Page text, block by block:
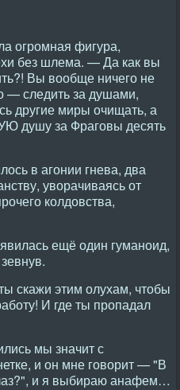
огромная фигура,
без шлема. — Да как вы
Вы вообще ничего не
— следить за душами,
другие миры очищать, а
душу за Фраговы десять
в агонии гнева, два
уворачиваясь от
колдовства,
ещё один гуманоид,
скажи этим олухам, чтобы
И где ты пропадал
мы значит с
и он мне говорит — "В
и я выбираю анафем…